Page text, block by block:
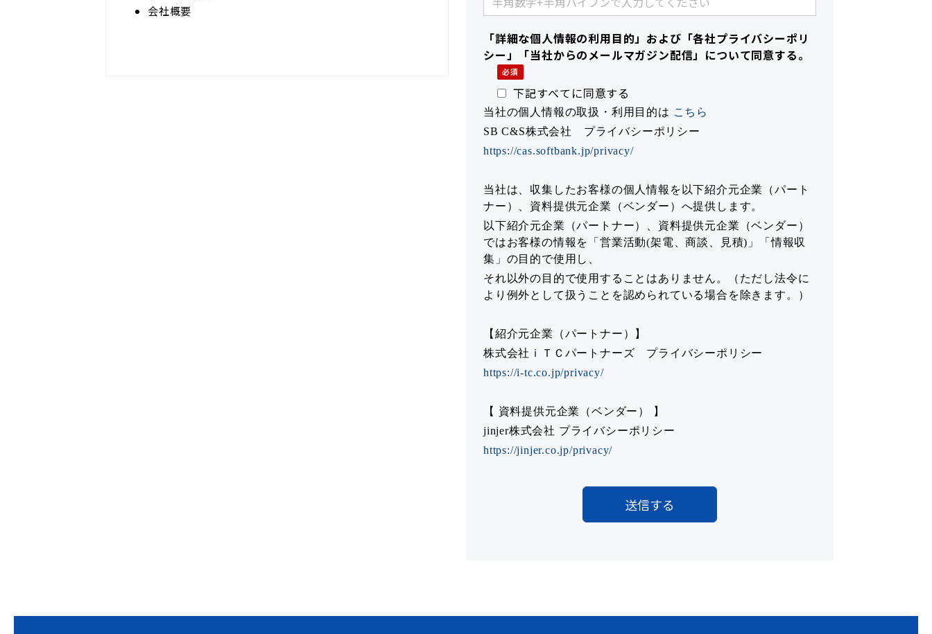
会社概要
「詳細な個人情報の利用目的」および「各社プライバシーポリ
シー」「当社からのメールマガジン配信」について同意する。
下記すべてに同意する
当社の個人情報の取扱・利用目的は こちら
SB C&S株式会社 プライバシーポリシー
https://cas.softbank.jp/privacy/
当社は、収集したお客様の個人情報を以下紹介元企業（パート
ナー）、資料提供元企業（ベンダー）へ提供します。
以下紹介元企業（パートナー）、資料提供元企業（ベンダー）
ではお客様の情報を「営業活動(架電、商談、見積)」「情報収
集」の目的で使用し、
それ以外の目的で使用することはありません。（ただし法令に
より例外として扱うことを認められている場合を除きます。）
【紹介元企業（パートナー）】
株式会社ｉＴＣパートナーズ プライバシーポリシー
https://i-tc.co.jp/privacy/
【 資料提供元企業（ベンダー） 】
jinjer株式会社 プライバシーポリシー
https://jinjer.co.jp/privacy/